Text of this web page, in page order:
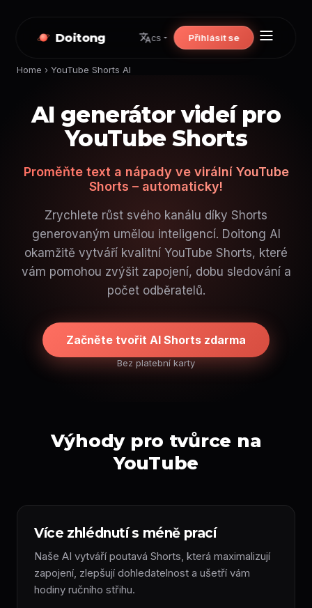
Doitong cs Přihlásit se
Home › YouTube Shorts AI
AI generátor videí pro
YouTube Shorts
Proměňte text a nápady ve virální YouTube
Shorts – automaticky!
Zrychlete růst svého kanálu díky Shorts
generovaným umělou inteligencí. Doitong AI
okamžitě vytváří kvalitní YouTube Shorts, které
vám pomohou zvýšit zapojení, dobu sledování a
počet odběratelů.
Začněte tvořit AI Shorts zdarma
Bez platební karty
Výhody pro tvůrce na
YouTube
Více zhlédnutí s méně prací
Naše AI vytváří poutavá Shorts, která maximalizují
zapojení, zlepšují dohledatelnost a ušetří vám
hodiny ručního střihu.